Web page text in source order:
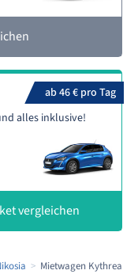
ab 46 € pro Tag
alles inklusive!
vergleichen
Mietwagen Kythrea